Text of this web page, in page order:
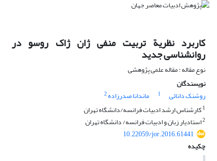
کاربرد نظریة تربیت منفی ژان ژاک روسو در
روانشناسی جدید
نوع مقاله : مقاله علمی پژوهشی
نویسندگان
روشنک دانائی
1 ماندانا صدرزاده2
1کارشناس ارشد ادبیات فرانسه/دانشگاه تهران
2استادیار زبان و ادبیات فرانسه/ دانشگاه تهران
10.22059/jor.2016.61441
چکیده